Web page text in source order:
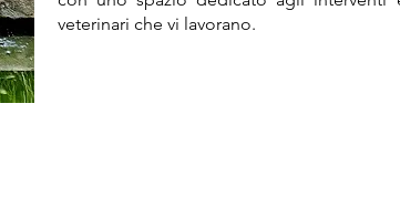
veterinari che vi lavorano.